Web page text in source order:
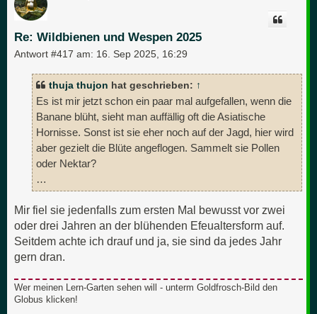
Re: Wildbienen und Wespen 2025
Antwort #417 am: 16. Sep 2025, 16:29
thuja thujon hat geschrieben: ↑
Es ist mir jetzt schon ein paar mal aufgefallen, wenn die
Banane blüht, sieht man auffällig oft die Asiatische
Hornisse. Sonst ist sie eher noch auf der Jagd, hier wird
aber gezielt die Blüte angeflogen. Sammelt sie Pollen
oder Nektar?
…
Mir fiel sie jedenfalls zum ersten Mal bewusst vor zwei
oder drei Jahren an der blühenden Efeualtersform auf.
Seitdem achte ich drauf und ja, sie sind da jedes Jahr
gern dran.
Wer meinen Lern-Garten sehen will - unterm Goldfrosch-Bild den
Globus klicken!